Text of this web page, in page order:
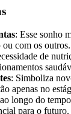
: Esse sonho
ou com os
de
: Simboliza
apenas no
longo do
para o futuro.